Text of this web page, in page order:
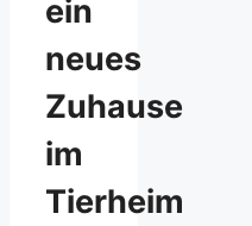
ein
neues
Zuhause
im
Tierheim